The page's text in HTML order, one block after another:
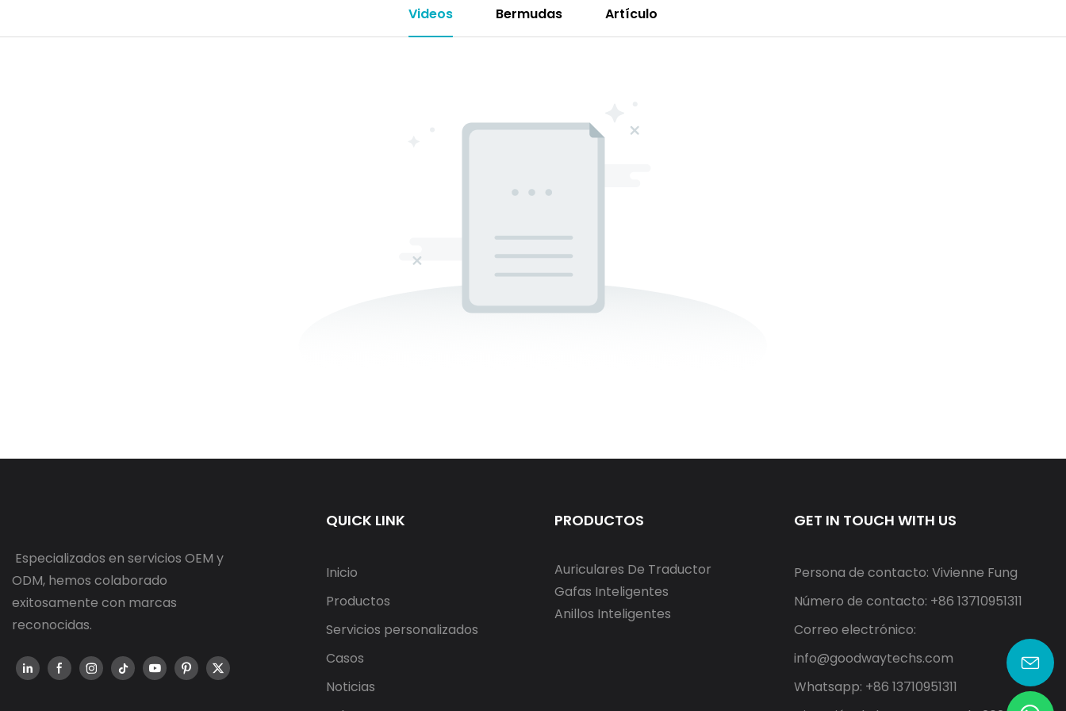
Videos Bermudas Artículo
Especializados en servicios OEM y
ODM, hemos colaborado
exitosamente con marcas
reconocidas.
QUICK LINK
Inicio
Productos
Servicios personalizados
Casos
Noticias
PRODUCTOS
Auriculares De Traductor
Gafas Inteligentes
Anillos Inteligentes
GET IN TOUCH WITH US
Persona de contacto: Vivienne Fung
Número de contacto: +86 13710951311
Correo electrónico:
info@goodwaytechs.com
Whatsapp: +86 13710951311